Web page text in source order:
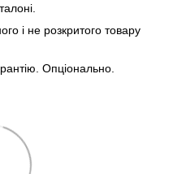
і не розкритого товару
Опціонально.